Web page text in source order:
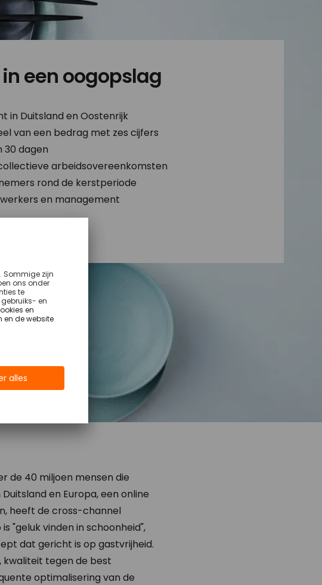
een oogopslag
in Duitsland en Oostenrijk
van een bedrag met zes cijfers
30 dagen
arbeidsovereenkomsten
rond de kerstperiode
en management
de 40 miljoen mensen die
en Europa, een online
heeft de cross-channel
"geluk vinden in schoonheid",
dat gericht is op gastvrijheid.
kwaliteit tegen de best
optimalisering van de